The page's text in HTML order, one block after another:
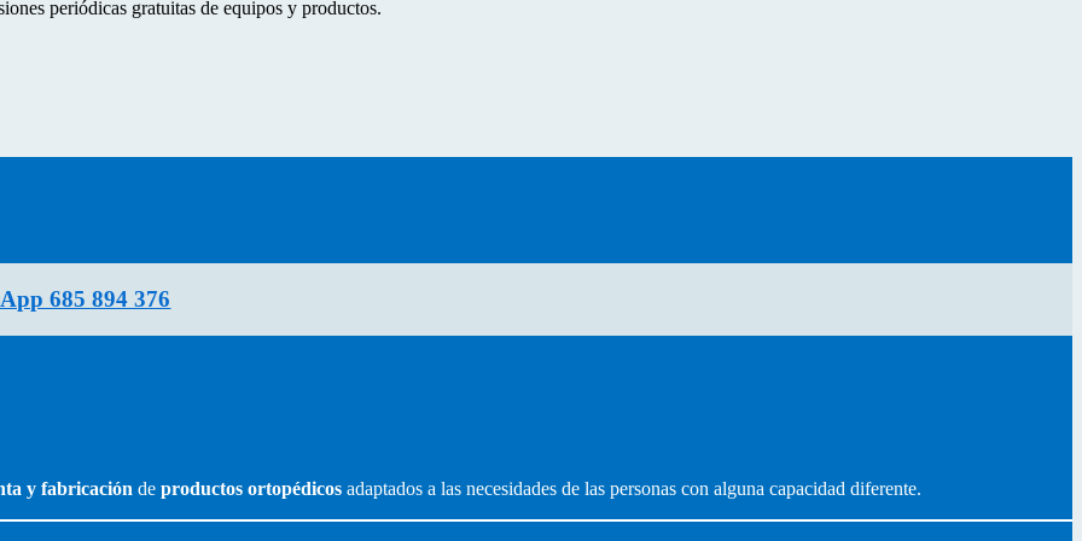
periódicas gratuitas de equipos y productos.
685 894 376
y fabricación de productos ortopédicos adaptados a las necesidades de las personas con alguna capacidad diferente.